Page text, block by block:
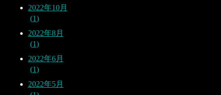
2022年10月
1
2022年8月
1
2022年6月
1
2022年5月